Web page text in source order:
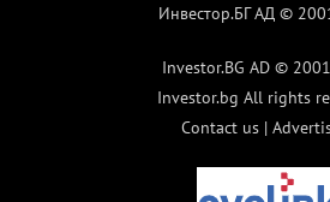
Инвестор.БГ АД ©
Investor.BG AD ©
Investor.bg All rights
Contact us |